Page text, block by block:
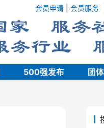
会员申请 会员服务
500强发布 团